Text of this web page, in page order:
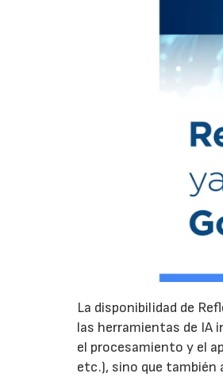
La disponibilidad de
las herramientas de IA
el procesamiento y el
etc.), sino que también